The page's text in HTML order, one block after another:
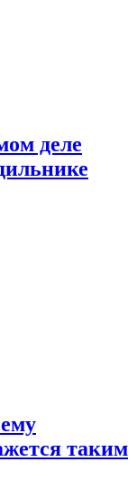
деле
таким